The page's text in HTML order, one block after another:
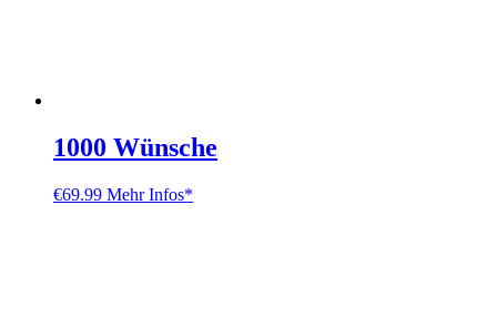
1000 Wünsche
€69.99 Mehr Infos*